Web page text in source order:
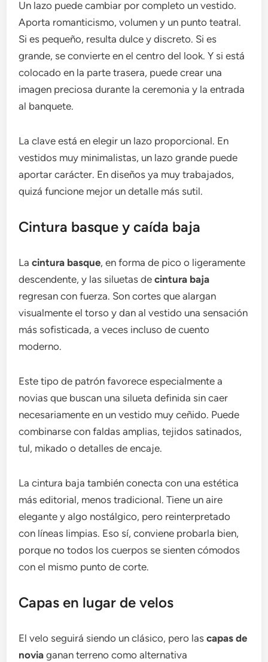
Un lazo puede cambiar por completo un vestido.
Aporta romanticismo, volumen y un punto teatral.
Si es pequeño, resulta dulce y discreto. Si es
grande, se convierte en el centro del look. Y si está
colocado en la parte trasera, puede crear una
imagen preciosa durante la ceremonia y la entrada
al banquete.
La clave está en elegir un lazo proporcional. En
vestidos muy minimalistas, un lazo grande puede
aportar carácter. En diseños ya muy trabajados,
quizá funcione mejor un detalle más sutil.
Cintura basque y caída baja
Lacintura basque, en forma de pico o ligeramente
descendente, y las siluetas decintura baja
regresan con fuerza. Son cortes que alargan
visualmente el torso y dan al vestido una sensación
más sofisticada, a veces incluso de cuento
moderno.
Este tipo de patrón favorece especialmente a
novias que buscan una silueta definida sin caer
necesariamente en un vestido muy ceñido. Puede
combinarse con faldas amplias, tejidos satinados,
tul, mikado o detalles de encaje.
La cintura baja también conecta con una estética
más editorial, menos tradicional. Tiene un aire
elegante y algo nostálgico, pero reinterpretado
con líneas limpias. Eso sí, conviene probarla bien,
porque no todos los cuerpos se sienten cómodos
con el mismo punto de corte.
Capas en lugar de velos
El velo seguirá siendo un clásico, pero lascapas de
novia ganan terreno como alternativa